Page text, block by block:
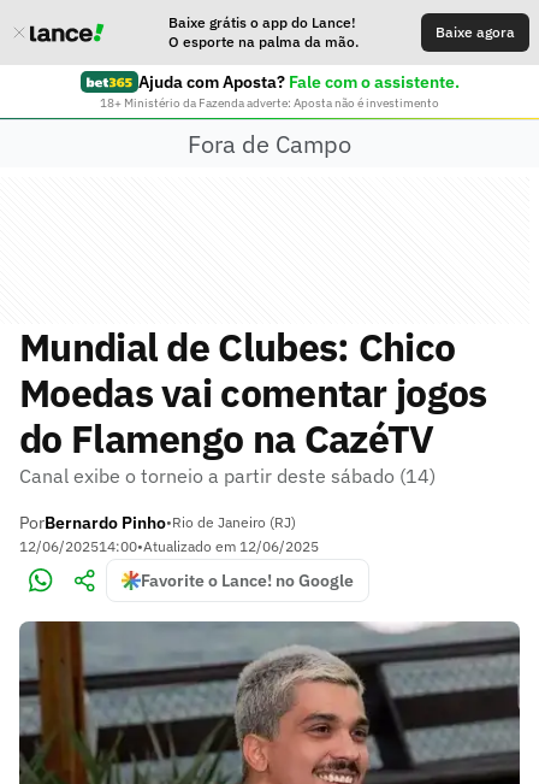
Baixe grátis o app do Lance!
O esporte na palma da mão.
Baixe agora
Ajuda com Aposta? Fale com o assistente.
18+ Ministério da Fazenda adverte: Aposta não é investimento
Fora de Campo
Mundial de Clubes: Chico
Moedas vai comentar jogos
do Flamengo na CazéTV
Canal exibe o torneio a partir deste sábado (14)
PorBernardo Pinho•Rio de Janeiro (RJ)
12/06/202514:00•Atualizado em 12/06/2025
Favorite o Lance! no Google